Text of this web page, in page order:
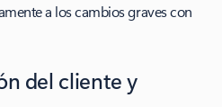
a los cambios graves con
del cliente y